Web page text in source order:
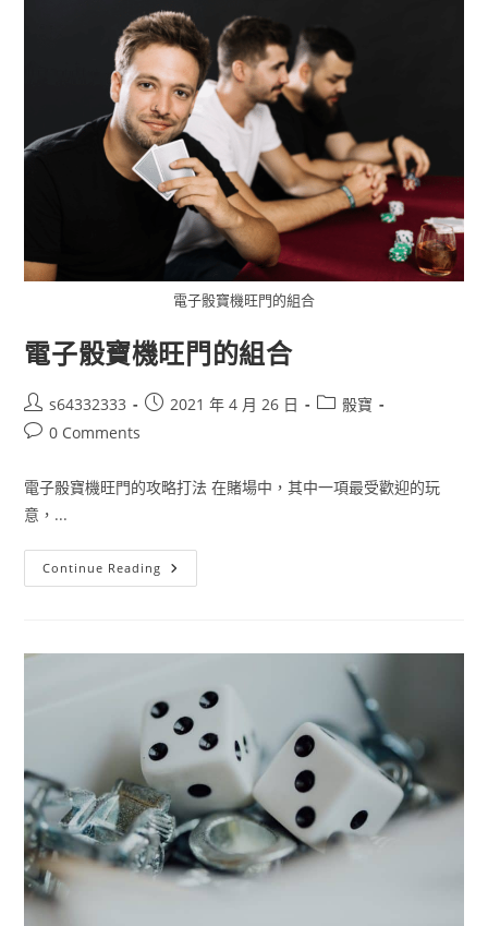
電子骰寶機旺門的組合
電子骰寶機旺門的組合
s64332333 2021 年 4 月 26 日
骰寶
0 Comments
電子骰寶機旺門的攻略打法 在賭場中，其中一項最受歡迎的玩
意，...
Continue Reading